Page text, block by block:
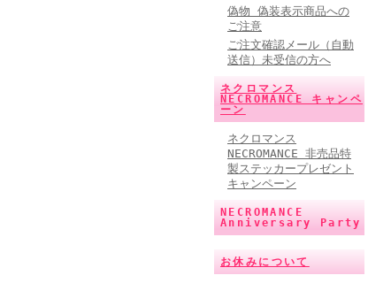
偽物 偽装表示商品への
ご注意
ご注文確認メール（自動
送信）未受信の方へ
ネクロマンス
NECROMANCE キャンペ
ーン
ネクロマンス
NECROMANCE 非売品特
製ステッカープレゼント
キャンペーン
NECROMANCE
Anniversary Party
お休みについて